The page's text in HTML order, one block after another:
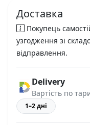
Доставка
Покупець
узгодження зі
відправлення.
Delivery
Вартість по
1–2 дні